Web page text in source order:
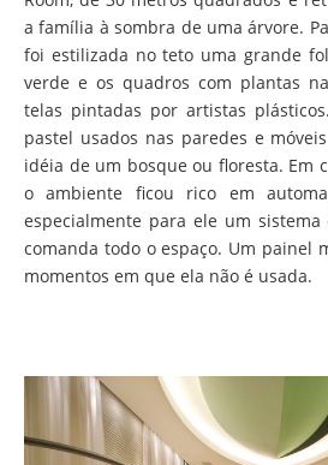
a família à sombra de uma árvore.
foi estilizada no teto uma grande
verde e os quadros com plantas
telas pintadas por artistas
pastel usados nas paredes e
idéia de um bosque ou floresta. Em
o ambiente ficou rico em
especialmente para ele um
comanda todo o espaço. Um painel
momentos em que ela não é usada.